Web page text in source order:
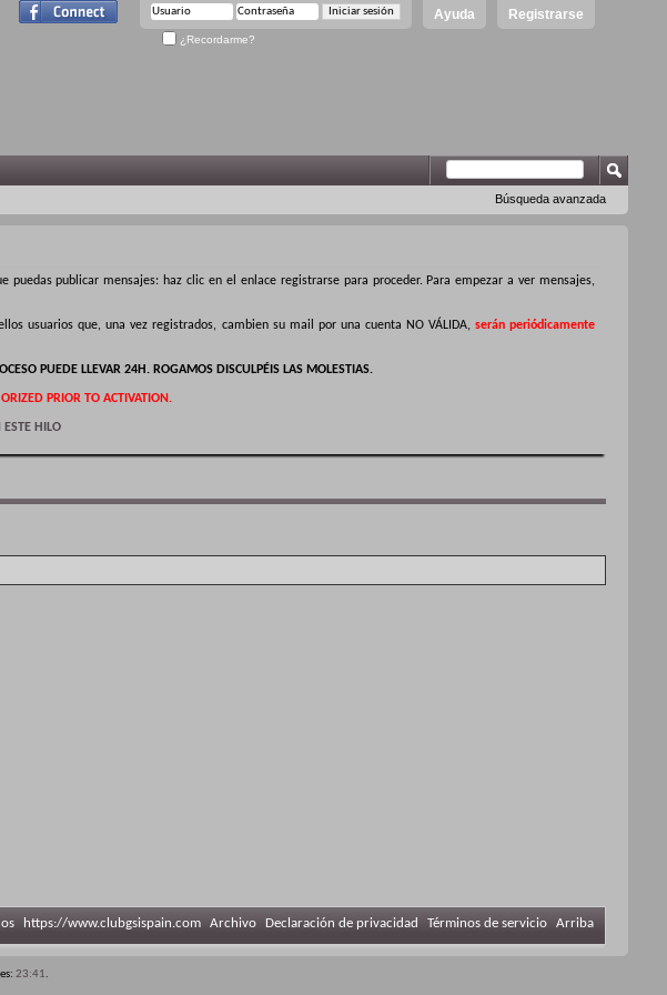
Registrarse
Ayuda
¿Recordarme?
Búsqueda avanzada
puedas publicar mensajes: haz clic en el enlace registrarse para proceder. Para empezar a ver mensajes,
usuarios que, una vez registrados, cambien su mail por una cuenta NO VÁLIDA, serán periódicamente
PUEDE LLEVAR 24H. ROGAMOS DISCULPÉIS LAS MOLESTIAS.
PRIOR TO ACTIVATION.
HILO
https://www.clubgsispain.com Archivo Declaración de privacidad Términos de servicio Arriba
23:41.